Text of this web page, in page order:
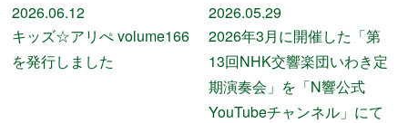
スケジュール
アクセシビリティ
2026.06.12
キッズ☆アリぺ volume166
を発行しました
2026.05.29
2026年3月に開催した「第
13回NHK交響楽団いわき定
期演奏会」を「N響公式
YouTubeチャンネル」にて